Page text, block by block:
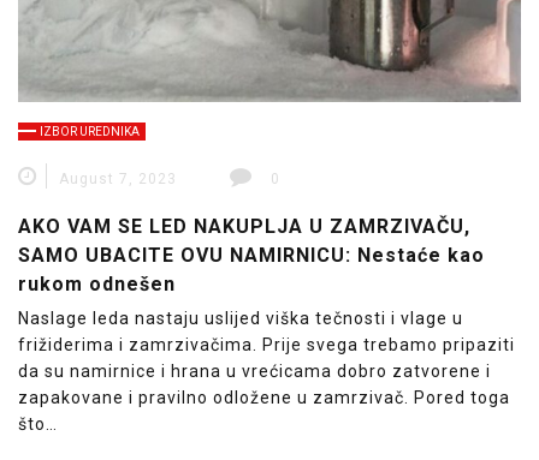
IZBOR UREDNIKA
August 7, 2023 0
AKO VAM SE LED NAKUPLJA U ZAMRZIVAČU,
SAMO UBACITE OVU NAMIRNICU: Nestaće kao
rukom odnešen
Naslage leda nastaju uslijed viška tečnosti i vlage u
frižiderima i zamrzivačima. Prije svega trebamo pripaziti
da su namirnice i hrana u vrećicama dobro zatvorene i
zapakovane i pravilno odložene u zamrzivač. Pored toga
što…